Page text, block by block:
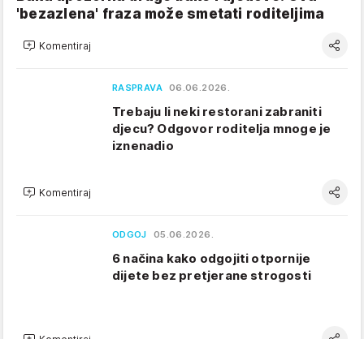
'bezazlena' fraza može smetati roditeljima
Komentiraj
RASPRAVA 06.06.2026.
Trebaju li neki restorani zabraniti
djecu? Odgovor roditelja mnoge je
iznenadio
Komentiraj
ODGOJ 05.06.2026.
6 načina kako odgojiti otpornije
dijete bez pretjerane strogosti